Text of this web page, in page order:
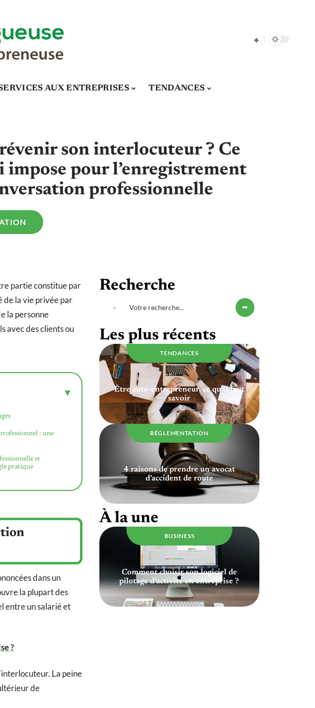
AUX ENTREPRISES TENDANCES
son interlocuteur ? Ce
impose pour l’enregistrement
professionnelle
partie constitue par
de la vie privée par
la personne
avec des clients ou
: une
et
pratique
dans un
la plupart des
entre un salarié et
?
La peine
de
Recherche
Les plus récents
TENDANCES
Être auto-entrepreneur, ce qu’il faut
savoir
RÉGLEMENTATION
4 raisons de prendre un avocat
d’accident de route
À la une
BUSINESS
Comment choisir son logiciel de
pilotage d’activité en entreprise ?